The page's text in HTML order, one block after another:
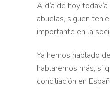
A día de hoy todavía
abuelas, siguen
importante en la
Ya hemos hablado
hablaremos más, si
conciliación en